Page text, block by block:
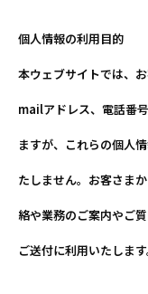
個人情報の利用目的
本ウェブサイトでは、
mailアドレス、電話番
ますが、これらの個人
たしません。お客さま
絡や業務のご案内やご
ご送付に利用いたします